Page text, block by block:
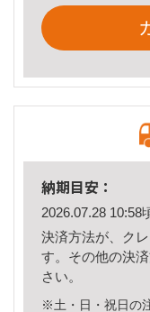
納期目安：
2026.07.28 10:58
決済方法が、ク
す。その他の決
さい。
※土・日・祝日の